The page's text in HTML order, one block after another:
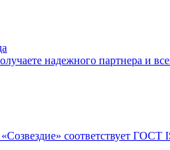
надежного партнера и
соответствует ГОСТ